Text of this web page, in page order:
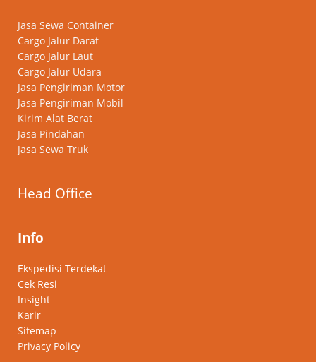
Jasa Sewa Container
Cargo Jalur Darat
Cargo Jalur Laut
Cargo Jalur Udara
Jasa Pengiriman Motor
Jasa Pengiriman Mobil
Kirim Alat Berat
Jasa Pindahan
Jasa Sewa Truk
Head Office
Info
Ekspedisi Terdekat
Cek Resi
Insight
Karir
Sitemap
Privacy Policy